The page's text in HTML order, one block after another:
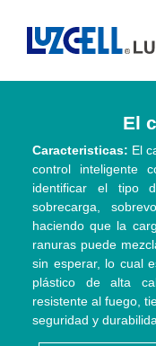
El
Caracteristicas: El
control inteligente
identificar el tipo
sobrecarga,
haciendo que la
ranuras puede
sin esperar, lo cual
plástico de alta
resistente al fuego,
seguridad y